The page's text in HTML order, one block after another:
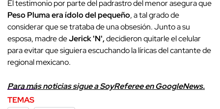
El testimonio por parte del padrastro del menor asegura que
Peso Pluma era ídolo del pequeño, a tal grado de
considerar que se trataba de una obsesión. Junto a su
esposa, madre deJerick 'N',decidieron quitarle el celular
para evitar que siguiera escuchando la líricas del cantante de
regional mexicano.
Para más noticias sigue a SoyReferee en GoogleNews.
TEMAS